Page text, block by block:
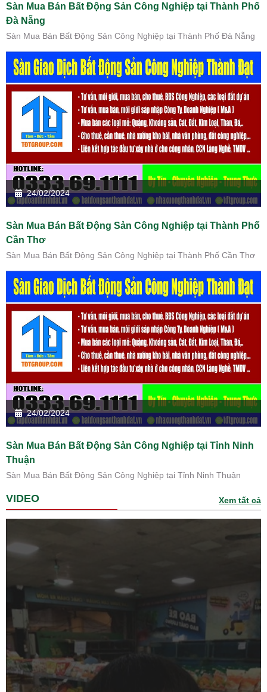
Sàn Mua Bán Bất Động Sản Công Nghiệp tại Thành Phố
Đà Nẵng
Sàn Mua Bán Bất Động Sản Công Nghiệp tại Thành Phố Đà Nẵng
24/02/2024
Sàn Mua Bán Bất Động Sản Công Nghiệp tại Thành Phố
Cần Thơ
Sàn Mua Bán Bất Động Sản Công Nghiệp tại Thành Phố Cần Thơ
24/02/2024
Sàn Mua Bán Bất Động Sản Công Nghiệp tại Tỉnh Ninh
Thuận
Sàn Mua Bán Bất Động Sản Công Nghiệp tại Tỉnh Ninh Thuận
VIDEO Xem tất cả